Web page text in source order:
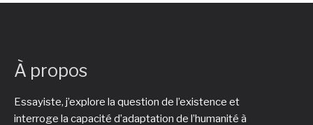
À propos
Essayiste, j’explore la question de l’existence et
interroge la capacité d’adaptation de l’humanité à